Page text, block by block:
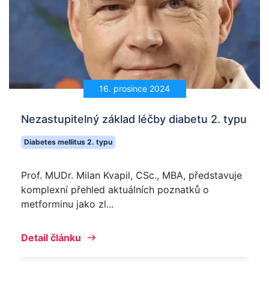
16. prosince 2024
Nezastupitelný základ léčby diabetu 2. typu
Diabetes mellitus 2. typu
Prof. MUDr. Milan Kvapil, CSc., MBA, představuje
komplexní přehled aktuálních poznatků o
metforminu jako zl...
Detail článku